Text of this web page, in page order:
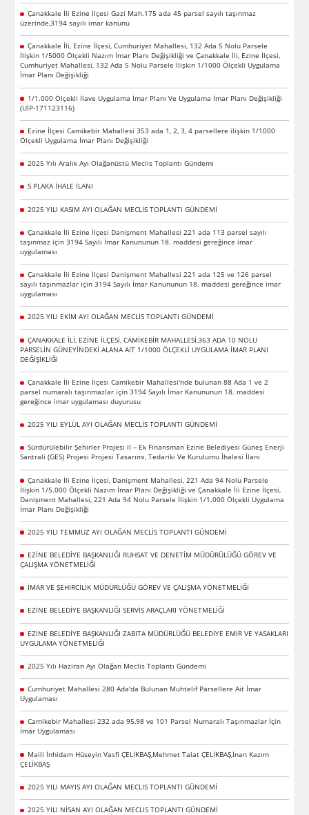
Çanakkale İli Ezine İlçesi Gazi Mah.175 ada 45 parsel sayılı taşınmaz
üzerinde,3194 sayılı imar kanunu
Çanakkale İli, Ezine İlçesi, Cumhuriyet Mahallesi, 132 Ada 5 Nolu Parsele
İlişkin 1/5000 Ölçekli Nazım İmar Planı Değişikliği ve Çanakkale İli, Ezine İlçesi,
Cumhuriyet Mahallesi, 132 Ada 5 Nolu Parsele İlişkin 1/1000 Ölçekli Uygulama
İmar Planı Değişikliği
1/1.000 Ölçekli İlave Uygulama İmar Planı Ve Uygulama İmar Planı Değişikliği
(UİP-171123116)
Ezine İlçesi Camikebir Mahallesi 353 ada 1, 2, 3, 4 parsellere ilişkin 1/1000
Ölçekli Uygulama İmar Planı Değişikliği
2025 Yılı Aralık Ayı Olağanüstü Meclis Toplantı Gündemi
S PLAKA İHALE İLANI
2025 YILI KASIM AYI OLAĞAN MECLİS TOPLANTI GÜNDEMİ
Çanakkale İli Ezine İlçesi Danişment Mahallesi 221 ada 113 parsel sayılı
taşınmaz için 3194 Sayılı İmar Kanununun 18. maddesi gereğince imar
uygulaması
Çanakkale İli Ezine İlçesi Danişment Mahallesi 221 ada 125 ve 126 parsel
sayılı taşınmazlar için 3194 Sayılı İmar Kanununun 18. maddesi gereğince imar
uygulaması
2025 YILI EKİM AYI OLAĞAN MECLİS TOPLANTI GÜNDEMİ
ÇANAKKALE İLİ, EZİNE İLÇESİ, CAMİKEBİR MAHALLESİ,363 ADA 10 NOLU
PARSELİN GÜNEYİNDEKİ ALANA AİT 1/1000 ÖLÇEKLİ UYGULAMA İMAR PLANI
DEĞİŞİKLİĞİ
Çanakkale İli Ezine İlçesi Camikebir Mahallesi'nde bulunan 88 Ada 1 ve 2
parsel numaralı taşınmazlar için 3194 Sayılı İmar Kanununun 18. maddesi
gereğince imar uygulaması duyurusu
2025 YILI EYLÜL AYI OLAĞAN MECLİS TOPLANTI GÜNDEMİ
Sürdürülebilir Şehirler Projesi II – Ek Finansman Ezine Belediyesi Güneş Enerji
Santrali (GES) Projesi Projesi Tasarımı, Tedariki Ve Kurulumu İhalesi İlanı
Çanakkale İli Ezine İlçesi, Danişment Mahallesi, 221 Ada 94 Nolu Parsele
İlişkin 1/5.000 Ölçekli Nazım İmar Planı Değişikliği ve Çanakkale İli Ezine İlçesi,
Danişment Mahallesi, 221 Ada 94 Nolu Parsele İlişkin 1/1.000 Ölçekli Uygulama
İmar Planı Değişikliği
2025 YILI TEMMUZ AYI OLAĞAN MECLİS TOPLANTI GÜNDEMİ
EZİNE BELEDİYE BAŞKANLIĞI RUHSAT VE DENETİM MÜDÜRÜLÜĞÜ GÖREV VE
ÇALIŞMA YÖNETMELİĞİ
İMAR VE ŞEHİRCİLİK MÜDÜRLÜĞÜ GÖREV VE ÇALIŞMA YÖNETMELİĞİ
EZİNE BELEDİYE BAŞKANLIĞI SERVİS ARAÇLARI YÖNETMELİĞİ
EZİNE BELEDİYE BAŞKANLIĞI ZABITA MÜDÜRLÜĞÜ BELEDİYE EMİR VE YASAKLARI
UYGULAMA YÖNETMELİĞİ
2025 Yılı Haziran Ayı Olağan Meclis Toplantı Gündemi
Cumhuriyet Mahallesi 280 Ada'da Bulunan Muhtelif Parsellere Ait İmar
Uygulaması
Camikebir Mahallesi 232 ada 95,98 ve 101 Parsel Numaralı Taşınmazlar İçin
İmar Uygulaması
Maili İnhidam Hüseyin Vasfi ÇELİKBAŞ,Mehmet Talat ÇELİKBAŞ,İnan Kazım
ÇELİKBAŞ
2025 YILI MAYIS AYI OLAĞAN MECLIS TOPLANTI GÜNDEMİ
2025 YILI NİSAN AYI OLAĞAN MECLIS TOPLANTI GÜNDEMİ